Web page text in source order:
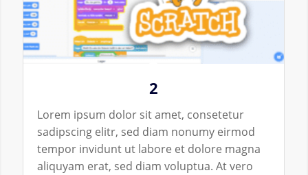
2
Lorem ipsum dolor sit amet, consetetur
sadipscing elitr, sed diam nonumy eirmod
tempor invidunt ut labore et dolore magna
aliquyam erat, sed diam voluptua. At vero